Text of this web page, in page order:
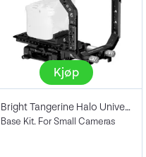
Kjøp
Bright Tangerine Halo Universal Advanced
Base Kit. For Small Cameras